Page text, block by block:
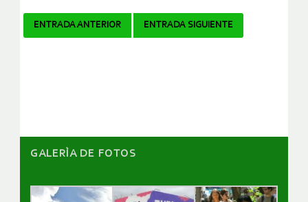
Navegador
ENTRADA ANTERIOR ENTRADA SIGUIENTE
GALERÌA DE FOTOS